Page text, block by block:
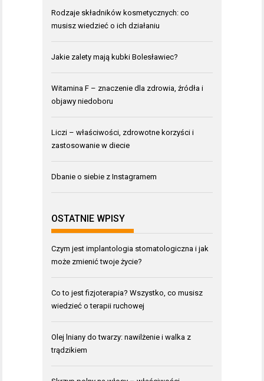
Rodzaje składników kosmetycznych: co
musisz wiedzieć o ich działaniu
Jakie zalety mają kubki Bolesławiec?
Witamina F – znaczenie dla zdrowia, źródła i
objawy niedoboru
Liczi – właściwości, zdrowotne korzyści i
zastosowanie w diecie
Dbanie o siebie z Instagramem
OSTATNIE WPISY
Czym jest implantologia stomatologiczna i jak
może zmienić twoje życie?
Co to jest fizjoterapia? Wszystko, co musisz
wiedzieć o terapii ruchowej
Olej lniany do twarzy: nawilżenie i walka z
trądzikiem